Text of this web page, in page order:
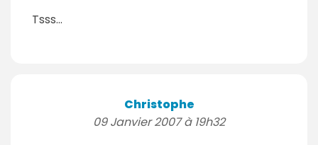
Tsss...
Christophe
09 Janvier 2007 à 19h32